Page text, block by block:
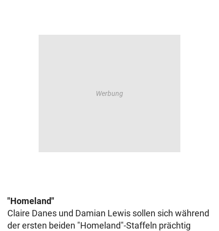
"Homeland"
Claire Danes und Damian Lewis sollen sich während
der ersten beiden "Homeland"-Staffeln prächtig